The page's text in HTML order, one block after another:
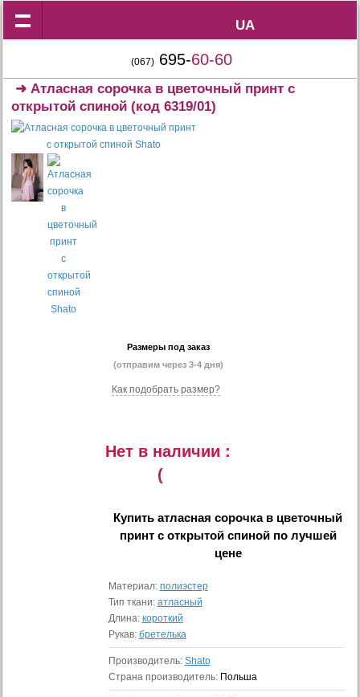
UA
UA
(067) 695-60-60
➜Атласная сорочка в цветочный принт с
открытой спиной (код 6319/01)
Размеры под заказ
(отправим через 3-4 дня)
Как подобрать размер?
Нет в наличии :
(
Купитьатласная сорочка в цветочный
принт с открытой спинойпо лучшей
цене
Материал: полиэстер
Тип ткани: атласный
Длина: короткий
Рукав: бретелька
Производитель: Shato
Страна производитель: Польша